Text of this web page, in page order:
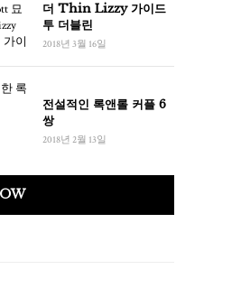
더 Thin Lizzy 가이드
투 더블린
2018년 3월 16일
전설적인 록앤롤 커플 6
쌍
2018년 2월 13일